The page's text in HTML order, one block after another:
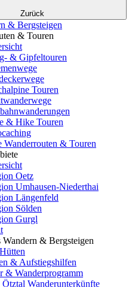
Zurück
& Bergsteigen
& Touren
& Gipfeltouren
Touren
& Hike Touren
Wanderrouten & Touren
Oetz
Umhausen-Niederthai
Längenfeld
Sölden
Gurgl
Wandern & Bergsteigen
& Aufstiegshilfen
& Wanderprogramm
Wanderunterkünfte